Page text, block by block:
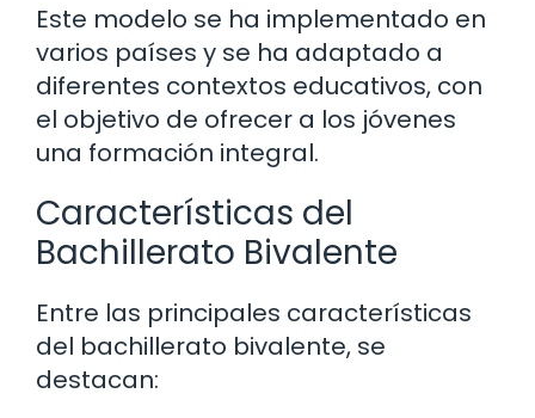
Este modelo se ha implementado en
varios países y se ha adaptado a
diferentes contextos educativos, con
el objetivo de ofrecer a los jóvenes
una formación integral.
Características del
Bachillerato Bivalente
Entre las principales características
del bachillerato bivalente, se
destacan: